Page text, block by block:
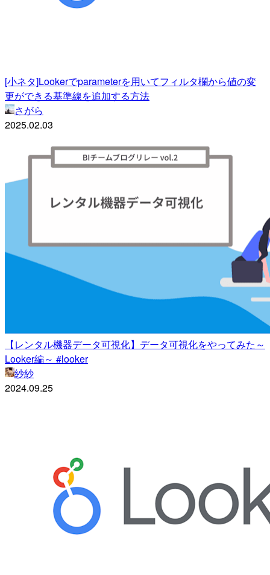
[小ネタ]Lookerでparameterを用いてフィルタ欄から値の変
更ができる基準線を追加する方法
さがら
2025.02.03
【レンタル機器データ可視化】データ可視化をやってみた～
Looker編～ #looker
紗紗
2024.09.25